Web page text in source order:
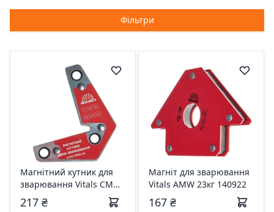
Фільтри
Магнiтний кутник для
зварювання Vitals СМ
9кг 140924
217 ₴
Магнiт для зварювання
Vitals AMW 23кг 140922
167 ₴